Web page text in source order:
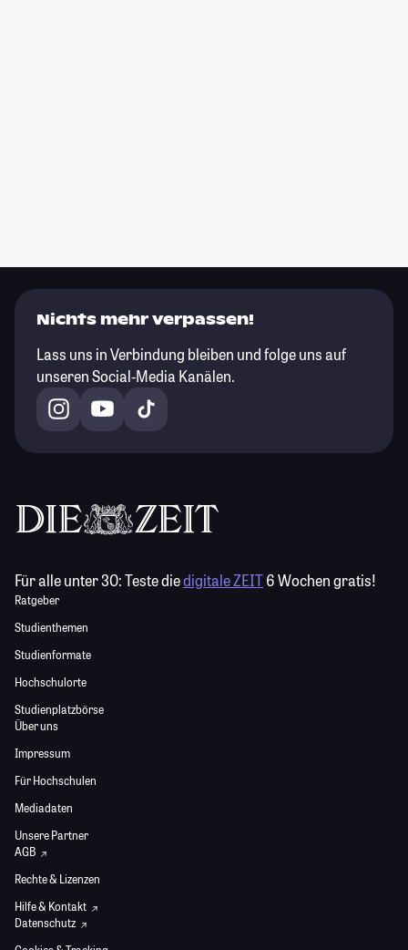
Nichts mehr verpassen!
Lass uns in Verbindung bleiben und folge uns auf
unseren Social-Media Kanälen.
Für alle unter 30:Teste diedigitale ZEIT6 Wochen gratis!
Ratgeber
Studienthemen
Studienformate
Hochschulorte
Studienplatzbörse
Über uns
Impressum
Für Hochschulen
Mediadaten
Unsere Partner
AGB
Rechte & Lizenzen
Hilfe & Kontakt
Datenschutz